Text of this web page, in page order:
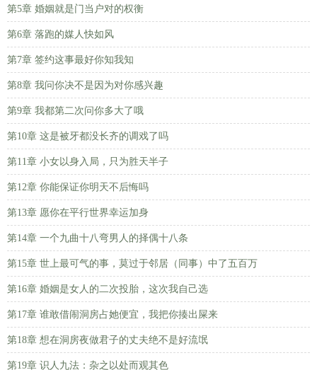
第5章 婚姻就是门当户对的权衡
第6章 落跑的媒人快如风
第7章 签约这事最好你知我知
第8章 我问你决不是因为对你感兴趣
第9章 我都第二次问你多大了哦
第10章 这是被牙都没长齐的调戏了吗
第11章 小女以身入局，只为胜天半子
第12章 你能保证你明天不后悔吗
第13章 愿你在平行世界幸运加身
第14章 一个九曲十八弯男人的择偶十八条
第15章 世上最可气的事，莫过于邻居（同事）中了五百万
第16章 婚姻是女人的二次投胎，这次我自己选
第17章 谁敢借闹洞房占她便宜，我把你揍出屎来
第18章 想在洞房夜做君子的丈夫绝不是好流氓
第19章 识人九法：杂之以处而观其色